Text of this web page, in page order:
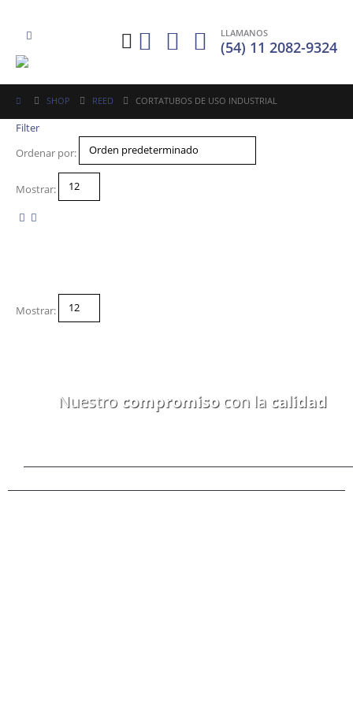
LLAMANOS
(54) 11 2082-9324
SHOP REED CORTATUBOS DE USO INDUSTRIAL
Filter
Ordenar por:
Mostrar:
Mostrar:
Nuestro compromisocon la calidad